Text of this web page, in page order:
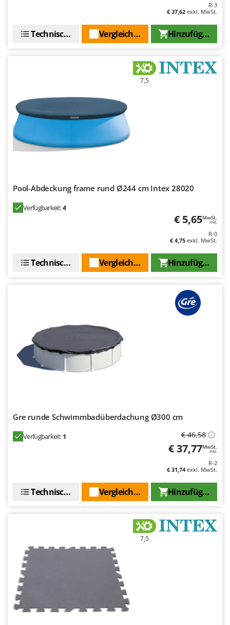
Zomax
R-3
€ 37,62 exkl. MwSt.
Hinzufügen
Vergleichen Sie
Technische Daten
7,5
Pool-Abdeckung frame rund Ø244 cm Intex 28020
Verfügbarkeit:4
€ 5,65MwSt.
inkl.
R-0
€ 4,75 exkl. MwSt.
Hinzufügen
Vergleichen Sie
Technische Daten
Gre runde Schwimmbadüberdachung Ø300 cm
Verfügbarkeit:1 € 46,58
€ 37,77MwSt.
inkl.
R-2
€ 31,74exkl. MwSt.
Hinzufügen
Vergleichen Sie
Technische Daten
7,5